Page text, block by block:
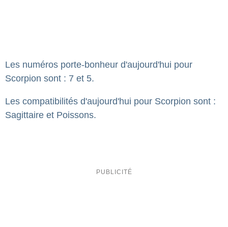
Les numéros porte-bonheur d'aujourd'hui pour
Scorpion sont : 7 et 5.
Les compatibilités d'aujourd'hui pour Scorpion sont :
Sagittaire et Poissons.